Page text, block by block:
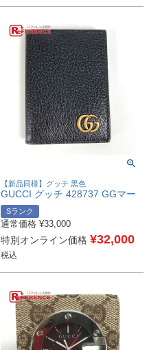
【新品同様】グッチ 黒色
GUCCI グッチ 428737 GGマー
モント ダブルG GG ロゴ 名刺
入れ パスケース 二つ折り 定期
入れ カードケース レザー ユニ
セックス ブラック 新品同様
【中古】
Sランク
通常価格 ¥33,000
特別オンライン価格 ¥32,000
税込